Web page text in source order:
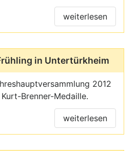
weiterlesen
in Untertürkheim
2012
Brenner-Medaille.
weiterlesen